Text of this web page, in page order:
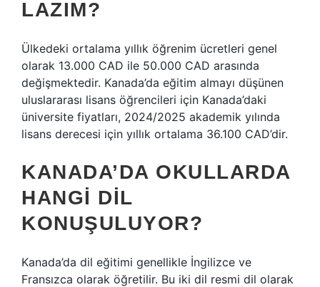
LAZIM?
Ülkedeki ortalama yıllık öğrenim ücretleri genel
olarak 13.000 CAD ile 50.000 CAD arasında
değişmektedir. Kanada’da eğitim almayı düşünen
uluslararası lisans öğrencileri için Kanada’daki
üniversite fiyatları, 2024/2025 akademik yılında
lisans derecesi için yıllık ortalama 36.100 CAD’dir.
KANADA’DA OKULLARDA
HANGI DIL
KONUŞULUYOR?
Kanada’da dil eğitimi genellikle İngilizce ve
Fransızca olarak öğretilir. Bu iki dil resmi dil olarak